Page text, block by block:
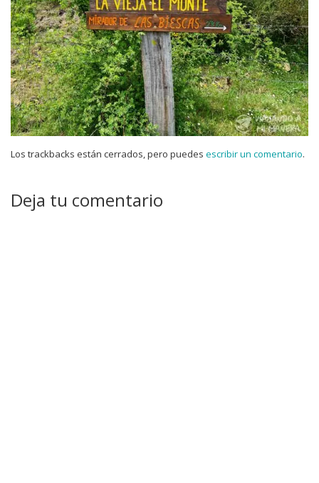
Los trackbacks están cerrados, pero puedes escribir un comentario.
Deja tu comentario